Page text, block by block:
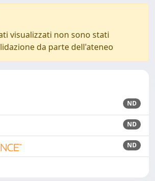
visualizzati non sono stati
da parte dell'ateneo
ND
ND
ND